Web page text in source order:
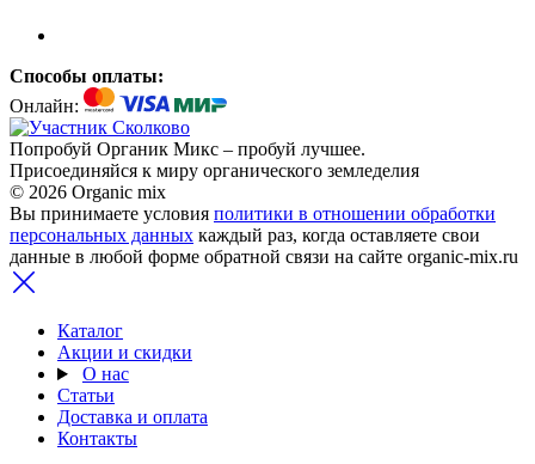
Способы оплаты:
Онлайн:
Попробуй Органик Микс – пробуй лучшее.
Присоединяйся к миру органического земледелия
© 2026 Organic mix
Вы принимаете условия политики в отношении обработки
персональных данных каждый раз, когда оставляете свои
данные в любой форме обратной связи на сайте organic-mix.ru
Каталог
Акции и скидки
О нас
Статьи
Доставка и оплата
Контакты